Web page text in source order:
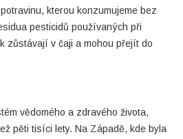
kterou konzumujeme bez
pesticidů používaných při
zůstávají v čaji a mohou přejít do
vědomého a zdravého života,
pěti tisíci lety. Na Západě, kde byla